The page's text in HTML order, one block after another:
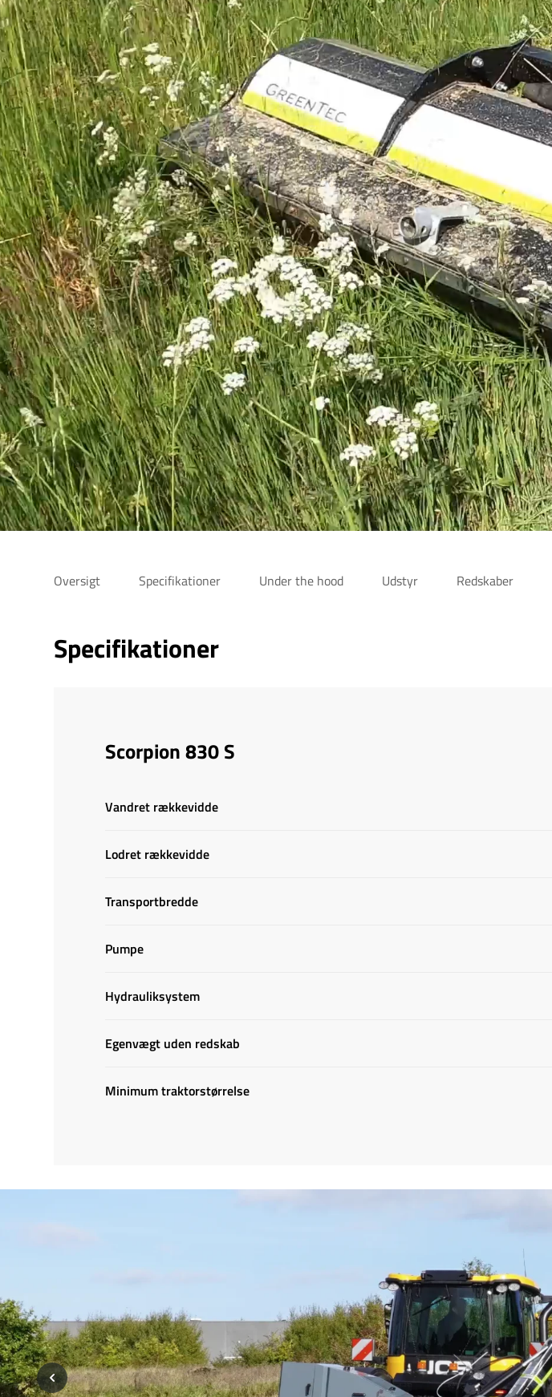
Oversigt Specifikationer Under the hood Udstyr Redskaber
Specifikationer
Scorpion 830 S
Vandret rækkevidde
Lodret rækkevidde
Transportbredde
Pumpe
Hydrauliksystem
Egenvægt uden redskab
Minimum traktorstørrelse